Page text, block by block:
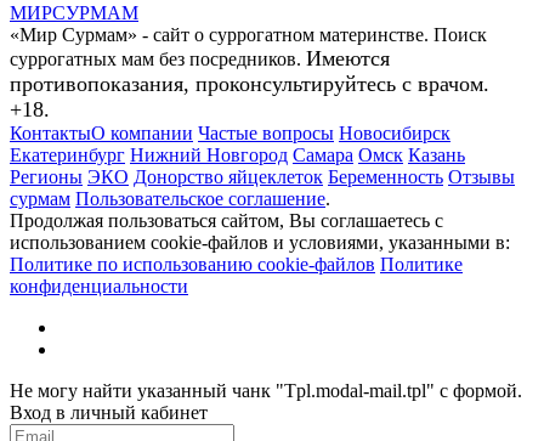
МИРСУРМАМ
«Мир Сурмам» - сайт о суррогатном материнстве. Поиск
суррогатных мам без посредников. Имеются
противопоказания, проконсультируйтесь с врачом.
+18.
КонтактыО компании Частые вопросы Новосибирск
Екатеринбург Нижний Новгород Самара Омск Казань
Регионы ЭКО Донорство яйцеклеток Беременность Отзывы
сурмам Пользовательское соглашение.
Продолжая пользоваться сайтом, Вы соглашаетесь с
использованием cookie-файлов и условиями, указанными в:
Политике по использованию cookie-файлов Политике
конфиденциальности
Не могу найти указанный чанк "Tpl.modal-mail.tpl" с формой.
Вход в личный кабинет